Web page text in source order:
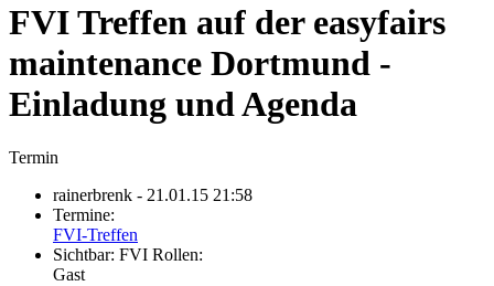
FVI Treffen auf der easyfairs
maintenance Dortmund -
Einladung und Agenda
Termin
rainerbrenk - 21.01.15 21:58
Termine:
FVI-Treffen
Sichtbar: FVI Rollen:
Gast